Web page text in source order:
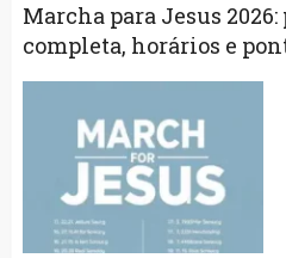
Marcha para Jesus
completa, horários e